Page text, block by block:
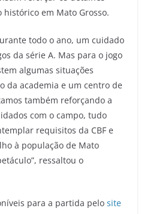
histórico em Mato Grosso.
todo o ano, um cuidado
da série A. Mas para o jogo
algumas situações
da academia e um centro de
também reforçando a
com o campo, tudo
requisitos da CBF e
à população de Mato
ressaltou o
para a partida pelo site